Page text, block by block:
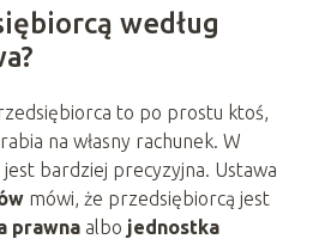
według
to po prostu ktoś,
na własny rachunek. W
bardziej precyzyjna. Ustawa
mówi, że przedsiębiorcą jest
prawnaalbo jednostka